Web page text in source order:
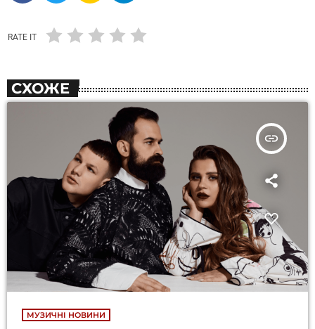
RATE IT
СХОЖЕ
insert_link
МУЗИЧНІ НОВИНИ